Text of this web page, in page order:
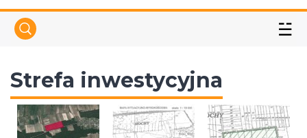
☱
Strefa inwestycyjna